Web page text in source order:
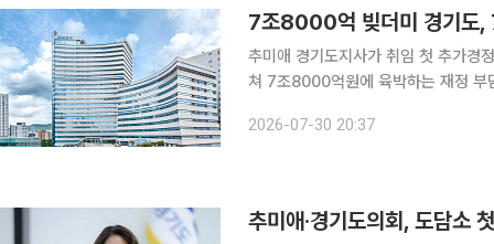
7조8000억 빚더미 경기도,
추미애 경기도지사가 취임 첫 추가경
쳐 7조8000억원에 육박하는 재정 부
면, 경기도는 최근 '2026년도 제2회
2026-07-30 20:37
추미애·경기도의회, 도담소